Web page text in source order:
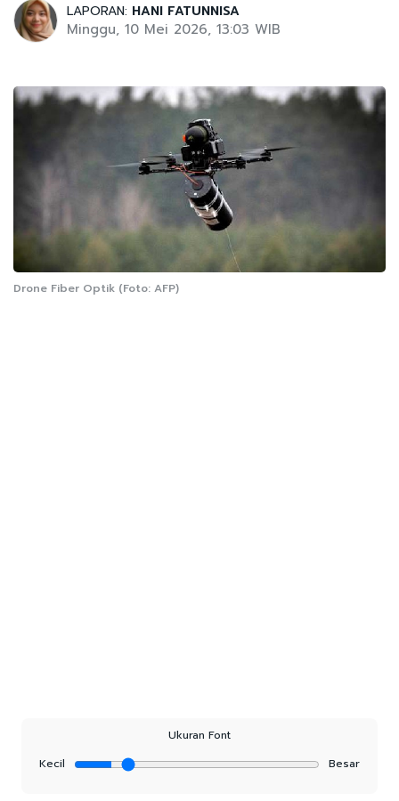
LAPORAN: HANI FATUNNISA
Minggu, 10 Mei 2026, 13:03 WIB
Drone Fiber Optik (Foto: AFP)
Ukuran Font
Kecil
Besar